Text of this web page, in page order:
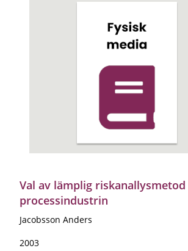
Val av lämplig
processindustrin
Jacobsson Anders
2003